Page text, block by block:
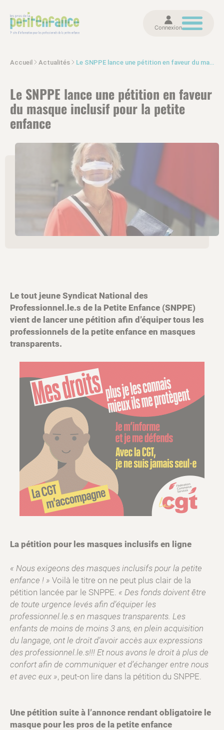
Connexion
Accueil Actualités Le SNPPE lance une pétition en faveur du masque inclusif pour la petite enfance
Le SNPPE lance une pétition en faveur
du masque inclusif pour la petite
enfance
Le tout jeune Syndicat National des
Professionnel.le.s de la Petite Enfance (SNPPE)
vient de lancer une pétition afin d’équiper tous les
professionnels de la petite enfance en masques
transparents.
La pétition pour les masques inclusifs en ligne
« Nous exigeons des masques inclusifs pour la petite
enfance ! » Voilà le titre on ne peut plus clair de la
pétition lancée par le SNPPE. « Des fonds doivent être
de toute urgence levés afin d’équiper les
professionnel.le.s en masques transparents. Les
enfants de moins de moins 3 ans, en plein acquisition
du langage, ont le droit d’avoir accès aux expressions
des professionnel.le.s!!! Et nous avons le droit à plus de
confort afin de communiquer et d’échanger entre nous
et avec eux », peut-on lire dans la pétition du SNPPE.
Une pétition suite à l’annonce rendant obligatoire le
masque pour les pros de la petite enfance